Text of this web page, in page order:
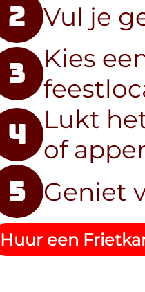
2 Vul je
3
Kies
4
Lukt
of
5 Geniet
Huur een